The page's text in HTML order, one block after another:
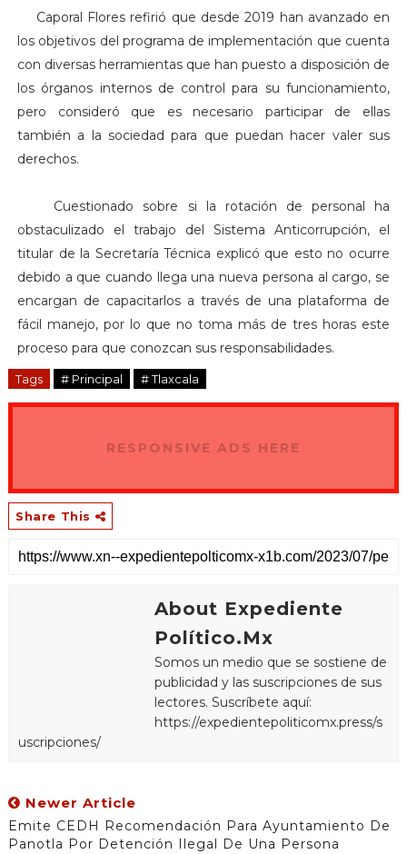
Caporal Flores refirió que desde 2019 han avanzado en
los objetivos del programa de implementación que cuenta
con diversas herramientas que han puesto a disposición de
los órganos internos de control para su funcionamiento,
pero consideró que es necesario participar de ellas
también a la sociedad para que puedan hacer valer sus
derechos.
Cuestionado sobre si la rotación de personal ha
obstaculizado el trabajo del Sistema Anticorrupción, el
titular de la Secretaría Técnica explicó que esto no ocurre
debido a que cuando llega una nueva persona al cargo, se
encargan de capacitarlos a través de una plataforma de
fácil manejo, por lo que no toma más de tres horas este
proceso para que conozcan sus responsabilidades.
Tags # Principal # Tlaxcala
RESPONSIVE ADS HERE
Share This
About Expediente
Político.Mx
Somos un medio que se sostiene de
publicidad y las suscripciones de sus
lectores. Suscríbete aquí:
https://expedientepoliticomx.press/s
uscripciones/
Newer Article
Emite CEDH Recomendación Para Ayuntamiento De
Panotla Por Detención Ilegal De Una Persona